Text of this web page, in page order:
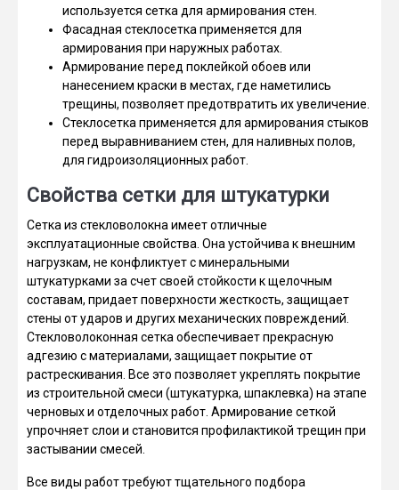
используется сетка для армирования стен.
Фасадная стеклосетка применяется для
армирования при наружных работах.
Армирование перед поклейкой обоев или
нанесением краски в местах, где наметились
трещины, позволяет предотвратить их увеличение.
Стеклосетка применяется для армирования стыков
перед выравниванием стен, для наливных полов,
для гидроизоляционных работ.
Свойства сетки для штукатурки
Сетка из стекловолокна имеет отличные
эксплуатационные свойства. Она устойчива к внешним
нагрузкам, не конфликтует с минеральными
штукатурками за счет своей стойкости к щелочным
составам, придает поверхности жесткость, защищает
стены от ударов и других механических повреждений.
Стекловолоконная сетка обеспечивает прекрасную
адгезию с материалами, защищает покрытие от
растрескивания. Все это позволяет укреплять покрытие
из строительной смеси (штукатурка, шпаклевка) на этапе
черновых и отделочных работ. Армирование сеткой
упрочняет слои и становится профилактикой трещин при
застывании смесей.
Все виды работ требуют тщательного подбора